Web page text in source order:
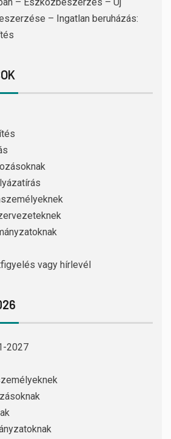
– Ingatlan beruházás:
vagy hírlevél
2027